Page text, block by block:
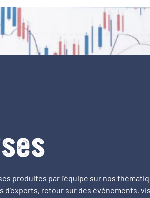
produites par l’équipe sur nos
d’experts, retour sur des événements,